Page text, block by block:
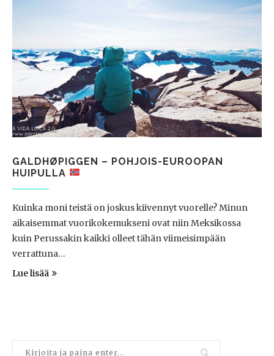
GALDHØPIGGEN – POHJOIS-EUROOPAN
HUIPULLA
Kuinka moni teistä on joskus kiivennyt vuorelle? Minun
aikaisemmat vuorikokemukseni ovat niin Meksikossa
kuin Perussakin kaikki olleet tähän viimeisimpään
verrattuna…
Lue lisää